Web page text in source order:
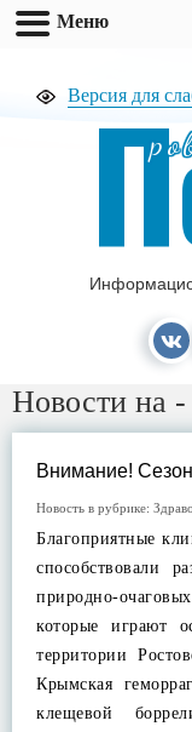
Версия для
П
Новости на -
Внимание!
Новость в рубрике:
Благоприятные
способствовали
природно-
которые играют
территории
Крымская
клещевой
Меню